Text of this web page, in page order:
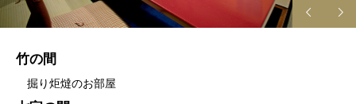
竹の間
掘り炬燵のお部屋